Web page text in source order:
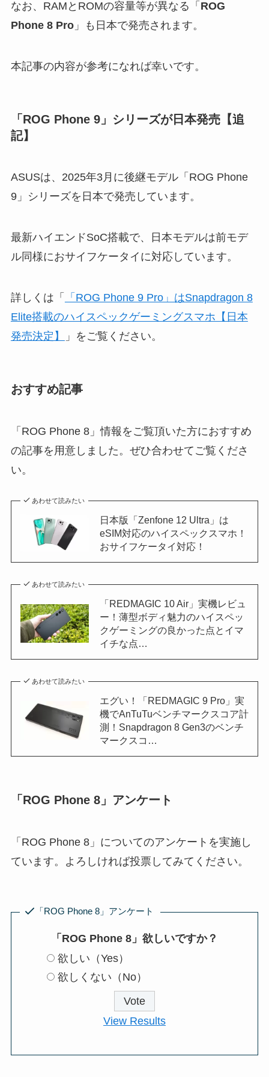
なお、RAMとROMの容量等が異なる「 ROG
Phone 8 Pro」も日本で発売されます。
本記事の内容が参考になれば幸いです。
「ROG Phone 9」シリーズが日本発売【追
記】
ASUSは、2025年3月に後継モデル「ROG Phone
9」シリーズを日本で発売しています。
最新ハイエンドSoC搭載で、日本モデルは前モデ
ル同様におサイフケータイに対応しています。
詳しくは「
「ROG Phone 9 Pro」はSnapdragon 8
Elite搭載のハイスペックゲーミングスマホ【日本
発売決定】
」をご覧ください。
おすすめ記事
「ROG Phone 8」情報をご覧頂いた方におすすめ
の記事を用意しました。ぜひ合わせてご覧くださ
い。
あわせて読みたい
日本版「Zenfone 12 Ultra」は
eSIM対応のハイスペックスマホ！
おサイフケータイ対応！
あわせて読みたい
「REDMAGIC 10 Air」実機レビュ
ー！薄型ボディ魅力のハイスペッ
クゲーミングの良かった点とイマ
イチな点…
あわせて読みたい
エグい！「REDMAGIC 9 Pro」実
機でAnTuTuベンチマークスコア計
測！Snapdragon 8 Gen3のベンチ
マークスコ…
「ROG Phone 8」アンケート
「ROG Phone 8」についてのアンケートを実施し
ています。よろしければ投票してみてください。
「ROG Phone 8」アンケート
「ROG Phone 8」欲しいですか？
欲しい（Yes）
欲しくない（No）
View Results